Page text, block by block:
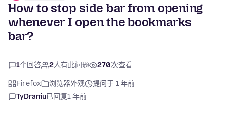
How to stop side bar from opening
whenever I open the bookmarks
bar?
1个回答 2人有此问题 270次查看
Firefox 浏览器外观
提问于 1 年前
TyDraniu已回复1 年前